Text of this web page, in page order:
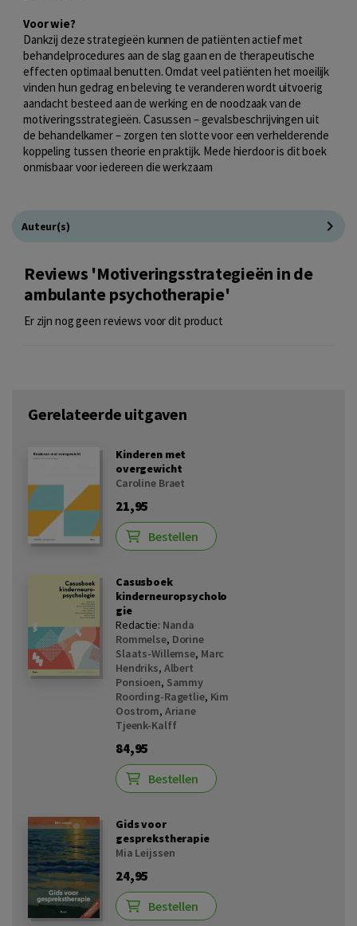
Voor wie?
Dankzij deze strategieën kunnen de patiënten actief met
behandelprocedures aan de slag gaan en de therapeutische
effecten optimaal benutten. Omdat veel patiënten het moeilijk
vinden hun gedrag en beleving te veranderen wordt uitvoerig
aandacht besteed aan de werking en de noodzaak van de
motiveringsstrategieën. Casussen – gevalsbeschrijvingen uit
de behandelkamer – zorgen ten slotte voor een verhelderende
koppeling tussen theorie en praktijk. Mede hierdoor is dit boek
onmisbaar voor iedereen die werkzaam
Auteur(s)
Reviews 'Motiveringsstrategieën in de
ambulante psychotherapie'
Er zijn nog geen reviews voor dit product
Gerelateerde uitgaven
Kinderen met
overgewicht
Caroline Braet
21,95
Bestellen
Casusboek
kinderneuropsycholo
gie
Redactie: Nanda
Rommelse, Dorine
Slaats-Willemse, Marc
Hendriks, Albert
Ponsioen, Sammy
Roording-Ragetlie, Kim
Oostrom, Ariane
Tjeenk-Kalff
84,95
Bestellen
Gids voor
gesprekstherapie
Mia Leijssen
24,95
Bestellen